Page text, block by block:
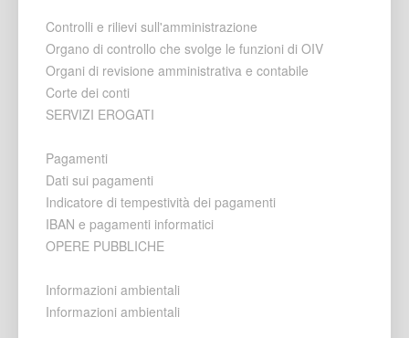
Controlli e rilievi sull'amministrazione
Organo di controllo che svolge le funzioni di OIV
Organi di revisione amministrativa e contabile
Corte dei conti
SERVIZI EROGATI
Pagamenti
Dati sui pagamenti
Indicatore di tempestività dei pagamenti
IBAN e pagamenti informatici
OPERE PUBBLICHE
Informazioni ambientali
Informazioni ambientali